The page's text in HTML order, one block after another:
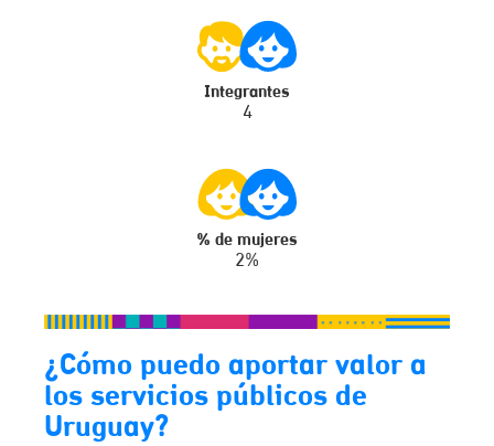
Integrantes
4
% de mujeres
2%
¿Cómo puedo aportar valor a
los servicios públicos de
Uruguay?